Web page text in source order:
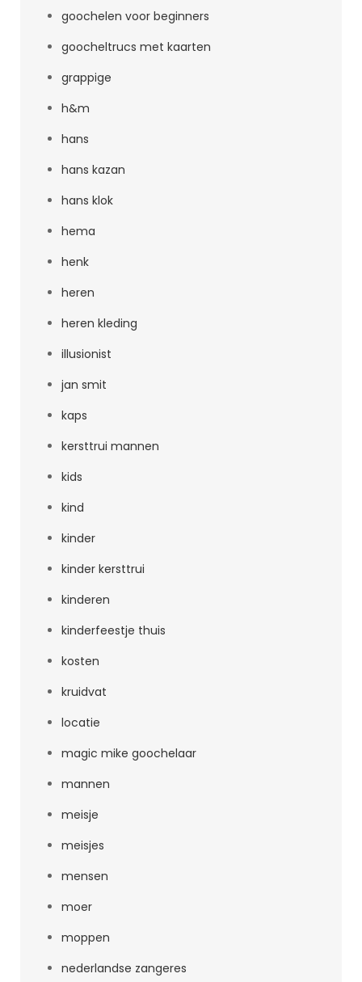
goochelen voor beginners
goocheltrucs met kaarten
grappige
h&m
hans
hans kazan
hans klok
hema
henk
heren
heren kleding
illusionist
jan smit
kaps
kersttrui mannen
kids
kind
kinder
kinder kersttrui
kinderen
kinderfeestje thuis
kosten
kruidvat
locatie
magic mike goochelaar
mannen
meisje
meisjes
mensen
moer
moppen
nederlandse zangeres